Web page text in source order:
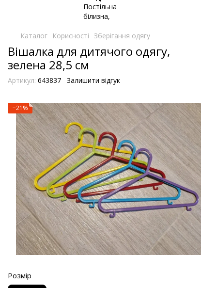
Каталог Корисності Зберігання одягу
Вішалка для дитячого одягу,
зелена 28,5 см
Артикул: 643837 Залишити відгук
−21%
Розмір